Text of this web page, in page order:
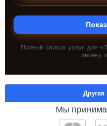
Полный список услуг для «
звонку
Мы